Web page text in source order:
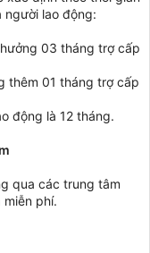
người lao động:
03 tháng trợ cấp
thêm 01 tháng trợ cấp
động là 12 tháng.
qua các trung tâm
phí.